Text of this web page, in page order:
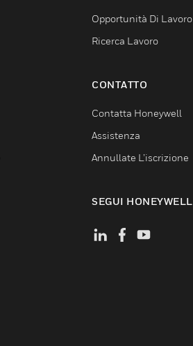
Opportunità Di Lavoro
Ricerca Lavoro
CONTATTO
Contatta Honeywell
Assistenza
Annullate L’iscrizione
SEGUI HONEYWELL